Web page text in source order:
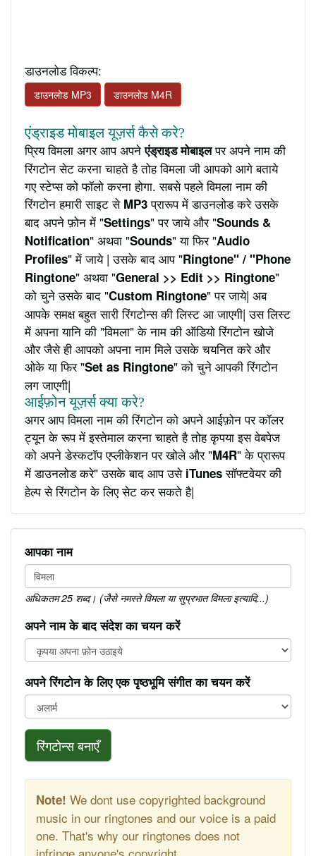
डाउनलोड विकल्प:
डाउनलोड MP3 डाउनलोड M4R
एंड्राइड मोबाइल यूज़र्स कैसे करे?
प्रिय विमला अगर आप अपनेएंड्राइड मोबाइलपर अपने नाम की
रिंगटोन सेट करना चाहते है तोह विमला जी आपको आगे बताये
गए स्टेप्स को फॉलो करना होगा. सबसे पहले विमला नाम की
रिंगटोन हमारी साइट से MP3प्रारूप में डाउनलोड करे उसके
बाद अपने फ़ोन में "Settings" पर जाये और "Sounds &
Notification" अथवा "Sounds" या फिर "Audio
Profiles" में जाये | उसके बाद आप "Ringtone" / "Phone
Ringtone" अथवा "General >> Edit >> Ringtone"
को चुने उसके बाद "Custom Ringtone" पर जाये| अब
आपके समक्ष बहुत सारी रिंगटोन्स की लिस्ट आ जाएगी| उस लिस्ट
में अपना यानि की "विमला" के नाम की ऑडियो रिंगटोन खोजे
और जैसे ही आपको अपना नाम मिले उसके चयनित करे और
ओके या फिर "Set as Ringtone" को चुने आपकी रिंगटोन
लग जाएगी|
आईफ़ोन यूज़र्स क्या करे?
अगर आप विमला नाम की रिंगटोन को अपने आईफ़ोन पर कॉलर
ट्यून के रूप में इस्तेमाल करना चाहते है तोह कृपया इस वेबपेज
को अपने डेस्कटॉप एप्लीकेशन पर खोले और "M4R" के प्रारूप
में डाउनलोड करे" उसके बाद आप उसे iTunesसॉफ्टवेयर की
हेल्प से रिंगटोन के लिए सेट कर सकते है|
आपका नाम
अधिकतम 25 शब्द। (जैसे नमस्ते विमला या सुप्रभात विमला इत्यादि...)
अपने नाम के बाद संदेश का चयन करें
अपने रिंगटोन के लिए एक पृष्ठभूमि संगीत का चयन करें
रिंगटोन्स बनाएँ
Note! We dont use copyrighted background
music in our ringtones and our voice is a paid
one. That's why our ringtones does not
infringe anyone's copyright.